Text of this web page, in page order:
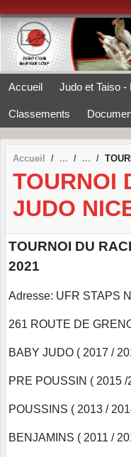
Accueil
Classements
Accueil
TOURNOI
JUDO
TOURNOI DU
2021
Adresse: UFR STAPS
261 ROUTE DE
BABY JUDO ( 2017 /
PRE POUSSIN ( 2015
POUSSINS ( 2013 /
BENJAMINS ( 2011 /